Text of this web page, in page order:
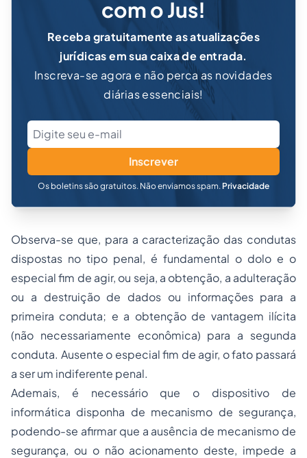
com o Jus!
Receba gratuitamente as atualizações
jurídicas em sua caixa de entrada.
Inscreva-se agora e não perca as novidades
diárias essenciais!
Inscrever
Os boletins são gratuitos. Não enviamos spam. Privacidade
Observa-se que, para a caracterização das condutas
dispostas no tipo penal, é fundamental o dolo e o
especial fim de agir, ou seja, a obtenção, a adulteração
ou a destruição de dados ou informações para a
primeira conduta; e a obtenção de vantagem ilícita
(não necessariamente econômica) para a segunda
conduta. Ausente o especial fim de agir, o fato passará
a ser um indiferente penal.
Ademais, é necessário que o dispositivo de
informática disponha de mecanismo de segurança,
podendo-se afirmar que a ausência de mecanismo de
segurança, ou o não acionamento deste, impede a